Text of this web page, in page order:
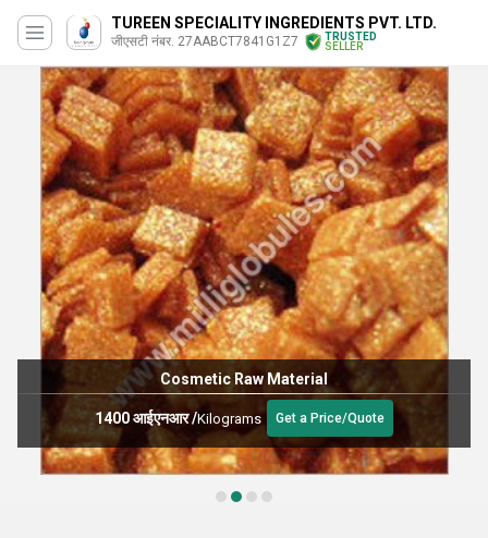
TUREEN SPECIALITY INGREDIENTS PVT. LTD.
जीएसटी नंबर. 27AABCT7841G1Z7
TRUSTED
SELLER
Cosmetic Raw Material
1400 आईएनआर/Kilograms Get a Price/Quote